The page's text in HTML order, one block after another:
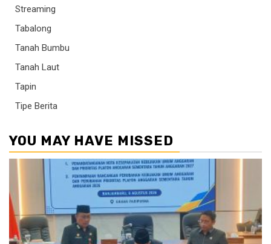
Streaming
Tabalong
Tanah Bumbu
Tanah Laut
Tapin
Tipe Berita
YOU MAY HAVE MISSED